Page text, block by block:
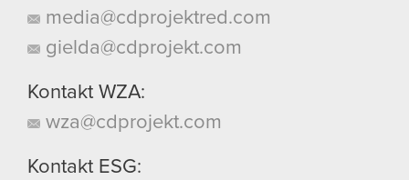
media@cdprojektred.com
gielda@cdprojekt.com
Kontakt WZA:
wza@cdprojekt.com
Kontakt ESG: